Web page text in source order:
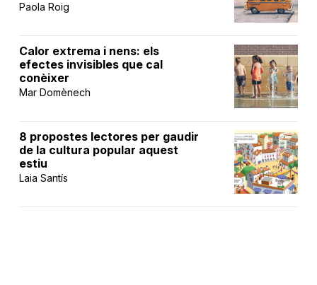
Paola Roig
Calor extrema i nens: els
efectes invisibles que cal
conèixer
Mar Domènech
8 propostes lectores per gaudir
de la cultura popular aquest
estiu
Laia Santís